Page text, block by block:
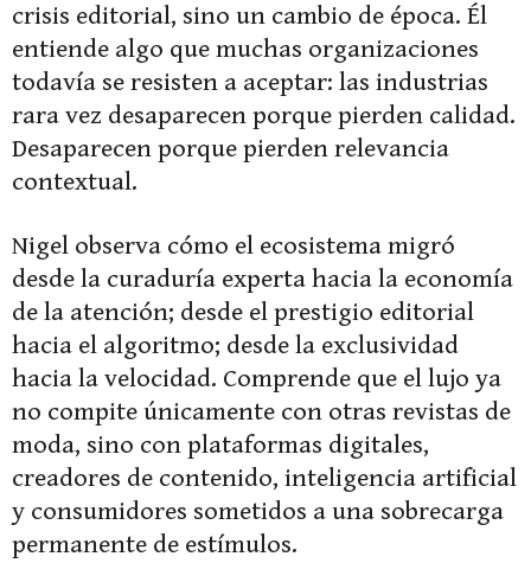
crisis editorial, sino un cambio de época. Él
entiende algo que muchas organizaciones
todavía se resisten a aceptar: las industrias
rara vez desaparecen porque pierden calidad.
Desaparecen porque pierden relevancia
contextual.
Nigel observa cómo el ecosistema migró
desde la curaduría experta hacia la economía
de la atención; desde el prestigio editorial
hacia el algoritmo; desde la exclusividad
hacia la velocidad. Comprende que el lujo ya
no compite únicamente con otras revistas de
moda, sino con plataformas digitales,
creadores de contenido, inteligencia artificial
y consumidores sometidos a una sobrecarga
permanente de estímulos.